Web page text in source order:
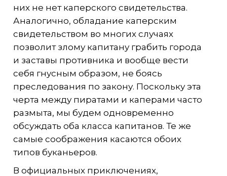
них не нет каперского свидетельства.
Аналогично, обладание каперским
свидетельством во многих случаях
позволит злому капитану грабить города
и заставы противника и вообще вести
себя гнусным образом, не боясь
преследования по закону. Поскольку эта
черта между пиратами и каперами часто
размыта, мы будем одновременно
обсуждать оба класса капитанов. Те же
самые соображения касаются обоих
типов буканьеров.
В официальных приключениях,